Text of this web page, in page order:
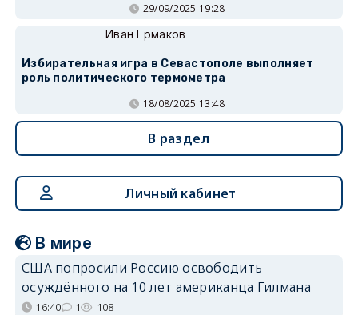
29/09/2025 19:28
Иван Ермаков
Избирательная игра в Севастополе выполняет
роль политического термометра
18/08/2025 13:48
В раздел
Личный кабинет
В мире
США попросили Россию освободить
осуждённого на 10 лет американца Гилмана
16:40 1 108